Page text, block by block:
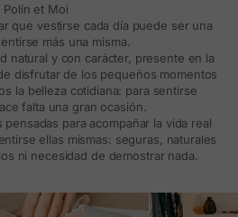
Polín et Moi
que vestirse cada día puede ser una
más una misma.
natural y con carácter, presente en la
disfrutar de los pequeños momentos
la belleza cotidiana: para sentirse
falta una gran ocasión.
para acompañar la vida real
ellas mismas: seguras, naturales
ni necesidad de demostrar nada.